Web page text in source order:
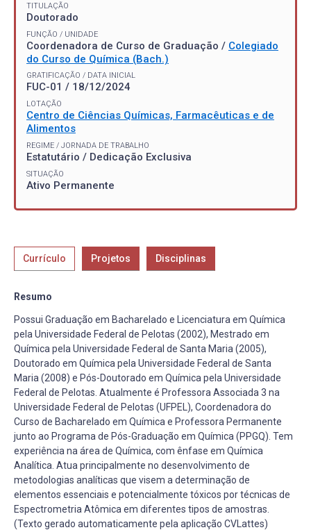
TITULAÇÃO
Doutorado
FUNÇÃO / UNIDADE
Coordenadora de Curso de Graduação / Colegiado
do Curso de Química (Bach.)
GRATIFICAÇÃO / DATA INICIAL
FUC-01 / 18/12/2024
LOTAÇÃO
Centro de Ciências Químicas, Farmacêuticas e de
Alimentos
REGIME / JORNADA DE TRABALHO
Estatutário / Dedicação Exclusiva
SITUAÇÃO
Ativo Permanente
Currículo Projetos Disciplinas
Resumo
Possui Graduação em Bacharelado e Licenciatura em Química
pela Universidade Federal de Pelotas (2002), Mestrado em
Química pela Universidade Federal de Santa Maria (2005),
Doutorado em Química pela Universidade Federal de Santa
Maria (2008) e Pós-Doutorado em Química pela Universidade
Federal de Pelotas. Atualmente é Professora Associada 3 na
Universidade Federal de Pelotas (UFPEL), Coordenadora do
Curso de Bacharelado em Química e Professora Permanente
junto ao Programa de Pós-Graduação em Química (PPGQ). Tem
experiência na área de Química, com ênfase em Química
Analítica. Atua principalmente no desenvolvimento de
metodologias analíticas que visem a determinação de
elementos essenciais e potencialmente tóxicos por técnicas de
Espectrometria Atômica em diferentes tipos de amostras.
(Texto gerado automaticamente pela aplicação CVLattes)